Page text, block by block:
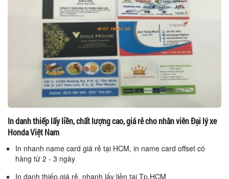
In danh thiếp lấy liền, chất lượng cao, giá rẻ cho nhân viên Đại lý xe
Honda Việt Nam
In nhanh name card giá rẻ tại HCM, in name card offset có
hàng từ 2 - 3 ngày
In danh thiếp giá rẻ, nhanh lấy liền tại Tp.HCM